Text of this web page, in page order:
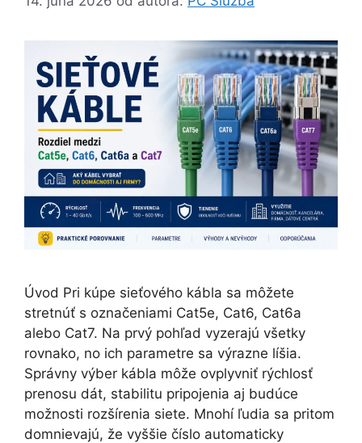
Úvod Pri kúpe sieťového kábla sa môžete
stretnúť s označeniami Cat5e, Cat6, Cat6a
alebo Cat7. Na prvý pohľad vyzerajú všetky
rovnako, no ich parametre sa výrazne líšia.
Správny výber kábla môže ovplyvniť rýchlosť
prenosu dát, stabilitu pripojenia aj budúce
možnosti rozšírenia siete. Mnohí ľudia sa pritom
domnievajú, že vyššie číslo automaticky